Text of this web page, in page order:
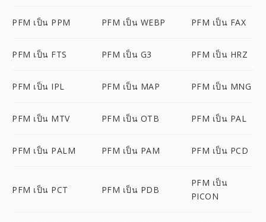
PFM เป็น PPM PFM เป็น WEBP PFM เป็น FAX
PFM เป็น FTS PFM เป็น G3 PFM เป็น HRZ
PFM เป็น IPL PFM เป็น MAP PFM เป็น MNG
PFM เป็น MTV PFM เป็น OTB PFM เป็น PAL
PFM เป็น PALM PFM เป็น PAM PFM เป็น PCD
PFM เป็น PCT PFM เป็น PDB
PFM เป็น
PICON